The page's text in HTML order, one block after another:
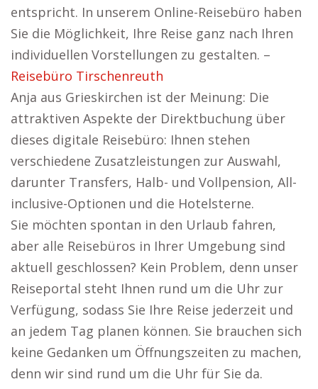
entspricht. In unserem Online-Reisebüro haben
Sie die Möglichkeit, Ihre Reise ganz nach Ihren
individuellen Vorstellungen zu gestalten. –
Reisebüro Tirschenreuth
Anja aus Grieskirchen ist der Meinung: Die
attraktiven Aspekte der Direktbuchung über
dieses digitale Reisebüro: Ihnen stehen
verschiedene Zusatzleistungen zur Auswahl,
darunter Transfers, Halb- und Vollpension, All-
inclusive-Optionen und die Hotelsterne.
Sie möchten spontan in den Urlaub fahren,
aber alle Reisebüros in Ihrer Umgebung sind
aktuell geschlossen? Kein Problem, denn unser
Reiseportal steht Ihnen rund um die Uhr zur
Verfügung, sodass Sie Ihre Reise jederzeit und
an jedem Tag planen können. Sie brauchen sich
keine Gedanken um Öffnungszeiten zu machen,
denn wir sind rund um die Uhr für Sie da.